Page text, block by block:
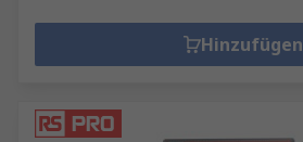
Hinzufügen